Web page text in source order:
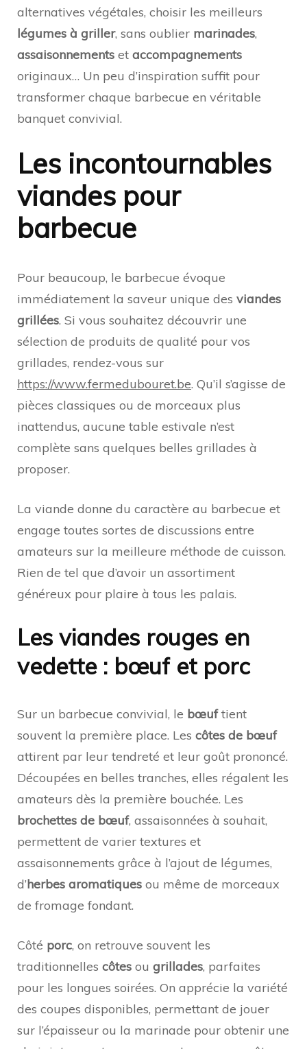
alternatives végétales, choisir les meilleurs
légumes à griller, sans oublier marinades,
assaisonnements et accompagnements
originaux… Un peu d’inspiration suffit pour
transformer chaque barbecue en véritable
banquet convivial.
Les incontournables
viandes pour
barbecue
Pour beaucoup, le barbecue évoque
immédiatement la saveur unique des viandes
grillées. Si vous souhaitez découvrir une
sélection de produits de qualité pour vos
grillades, rendez-vous sur
https://www.fermedubouret.be. Qu’il s’agisse de
pièces classiques ou de morceaux plus
inattendus, aucune table estivale n’est
complète sans quelques belles grillades à
proposer.
La viande donne du caractère au barbecue et
engage toutes sortes de discussions entre
amateurs sur la meilleure méthode de cuisson.
Rien de tel que d’avoir un assortiment
généreux pour plaire à tous les palais.
Les viandes rouges en
vedette : bœuf et porc
Sur un barbecue convivial, le bœuftient
souvent la première place. Les côtes de bœuf
attirent par leur tendreté et leur goût prononcé.
Découpées en belles tranches, elles régalent les
amateurs dès la première bouchée. Les
brochettes de bœuf, assaisonnées à souhait,
permettent de varier textures et
assaisonnements grâce à l’ajout de légumes,
d’herbes aromatiques ou même de morceaux
de fromage fondant.
Côté porc, on retrouve souvent les
traditionnelles côtes ou grillades, parfaites
pour les longues soirées. On apprécie la variété
des coupes disponibles, permettant de jouer
sur l’épaisseur ou la marinade pour obtenir une